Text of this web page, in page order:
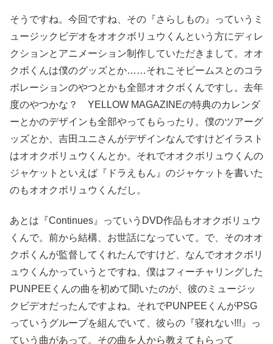
そうですね。今回ですね、その『さらしもの』っていうミ
ュージックビデオをオオクボリュウくんという方にディレ
クションとアニメーション制作していただきまして。オオ
クボくんは僕のグッズとか……それこそビームスとのコラ
ボレーションのやつとかも全部オオクボくんですし。去年
度のやつかな？ YELLOW MAGAZINEの特典のカレンダ
ーとかのデザインも全部やってもらったり。僕のツアーグ
ッズとか、吉田ユニさんがデザインなんですけどイラスト
はオオクボリュウくんとか。それでオオクボリュウくんの
ジャケットといえば『ドラえもん』のジャケットを書いた
のもオオクボリュウくんだし。
あとは『Continues』っていうDVD作品もオオクボリュウ
くんで。前から結構、お世話になっていて。で、そのオオ
クボくんが監督してくれたんですけど、なんでオオクボリ
ュウくんかっていうとですね、僕はフィーチャリングした
PUNPEEくんの曲を初めて聞いたのが、彼のミュージッ
クビデオだったんですよね。それでPUNPEEくんがPSG
っていうグループを組んでいて、彼らの『寝れない!!!』っ
ていう曲があって。その曲を人から教えてもらって